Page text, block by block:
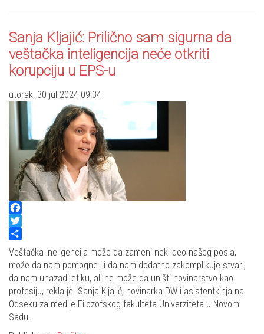
Sanja Kljajić: Prilično sam sigurna da
veštačka inteligencija neće otkriti
korupciju u EPS-u
utorak, 30 jul 2024 09:34
Facebook
Twitter
Share
Veštačka ineligencija može da zameni neki deo našeg posla,
može da nam pomogne ili da nam dodatno zakomplikuje stvari,
da nam unazadi etiku, ali ne može da uništi novinarstvo kao
profesiju, rekla je Sanja Kljajić, novinarka DW i asistentkinja na
Odseku za medije Filozofskog fakulteta Univerziteta u Novom
Sadu.